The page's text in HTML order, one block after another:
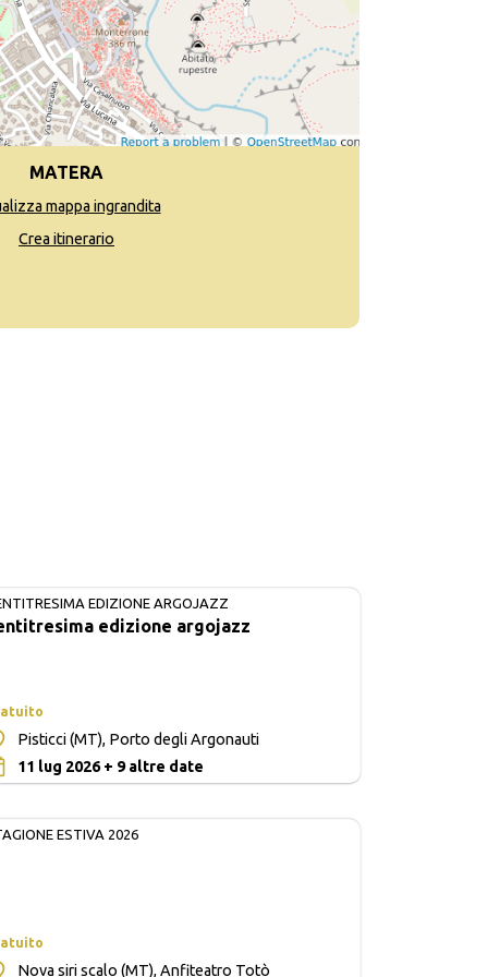
MATERA
mappa ingrandita
Crea itinerario
EDIZIONE ARGOJAZZ
edizione argojazz
Pisticci (MT), Porto degli Argonauti
11 lug 2026 + 9 altre date
ESTIVA 2026
Nova siri scalo (MT), Anfiteatro Totò